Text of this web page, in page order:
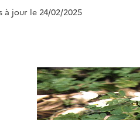
à jour le 24/02/2025